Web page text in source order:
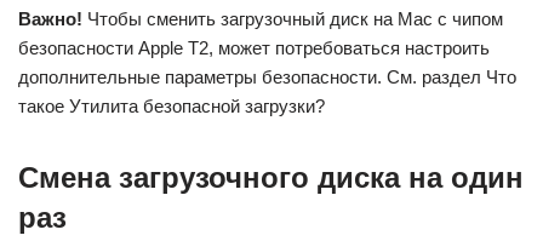
Важно! Чтобы сменить загрузочный диск на Mac с чипом
безопасности Apple T2, может потребоваться настроить
дополнительные параметры безопасности. См. раздел Что
такое Утилита безопасной загрузки?
Смена загрузочного диска на один
раз